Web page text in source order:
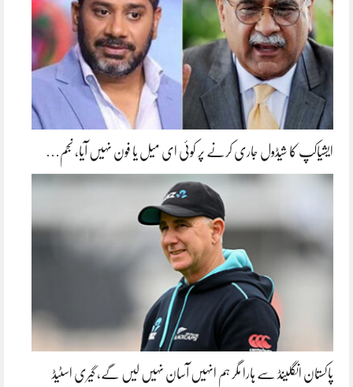
ایشیاکپ کا شیڈول جاری کرنے پر کوئی ای میل یا فون نہیں آیا، نجم…
پاکستان انگلینڈ سے ہارا مگر ہم انہیں آسان نہیں لیں گے، گیری اسٹیڈ